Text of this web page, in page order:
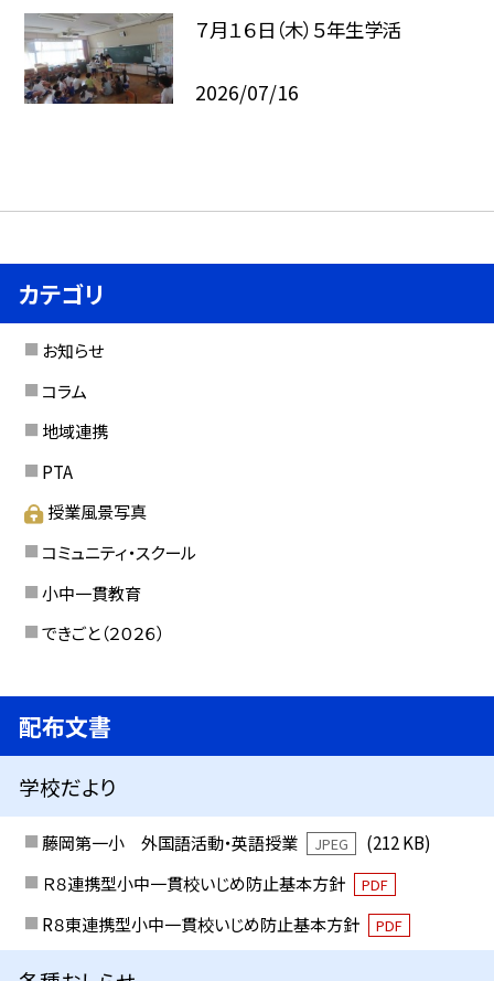
７月１６日（木）５年生学活
2026/07/16
カテゴリ
お知らせ
コラム
地域連携
PTA
授業風景写真
コミュニティ・スクール
小中一貫教育
できごと（２０２６）
配布文書
学校だより
藤岡第一小 外国語活動・英語授業 JPEG
(212 KB)
Ｒ８連携型小中一貫校いじめ防止基本方針
PDF
R８東連携型小中一貫校いじめ防止基本方針 PDF